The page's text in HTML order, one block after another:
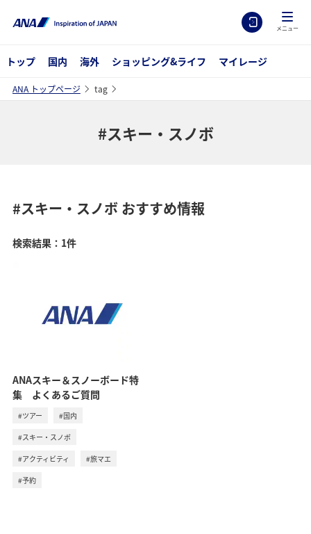
メニュー
トップ 国内 海外 ショッピング&ライフ マイレージ
ANA トップページ tag
#スキー・スノボ
#スキー・スノボおすすめ情報
検索結果：1件
ANAスキー＆スノーボード特
集 よくあるご質問
#ツアー #国内
#スキー・スノボ
#アクティビティ #旅マエ
#予約